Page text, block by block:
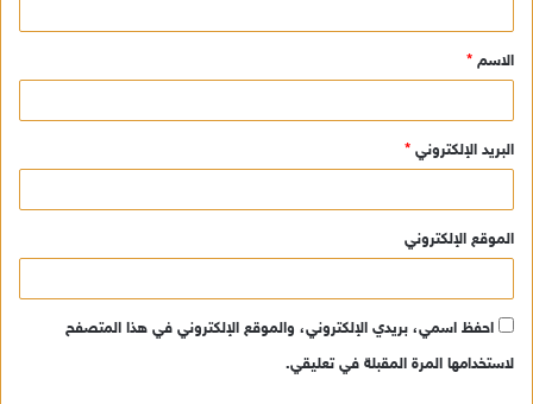
ق
*
الاسم *
البريد الإلكتروني *
الموقع الإلكتروني
احفظ اسمي، بريدي الإلكتروني، والموقع الإلكتروني في هذا المتصفح
لاستخدامها المرة المقبلة في تعليقي.